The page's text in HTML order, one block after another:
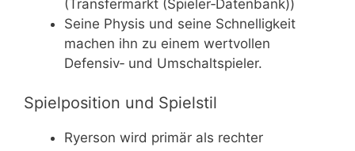
(Transfermarkt (Spieler‑Datenbank))
Seine Physis und seine Schnelligkeit
machen ihn zu einem wertvollen
Defensiv‑ und Umschaltspieler.
Spielposition und Spielstil
Ryerson wird primär als rechter